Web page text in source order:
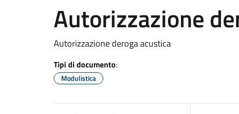
Autorizzazione
Autorizzazione deroga acustica
Tipi di documento:
Modulistica